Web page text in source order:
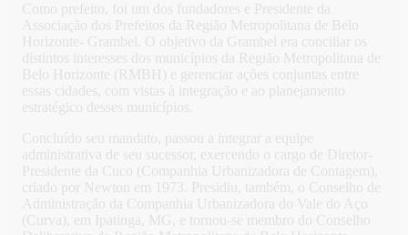
Como prefeito, foi um dos fundadores e Presidente da
Associação dos Prefeitos da Região Metropolitana de Belo
Horizonte- Grambel. O objetivo da Grambel era conciliar os
distintos interesses dos municípios da Região Metropolitana de
Belo Horizonte (RMBH) e gerenciar ações conjuntas entre
essas cidades, com vistas à integração e ao planejamento
estratégico desses municípios.
Concluído seu mandato, passou a integrar a equipe
administrativa de seu sucessor, exercendo o cargo de Diretor-
Presidente da Cuco (Companhia Urbanizadora de Contagem),
criado por Newton em 1973. Presidiu, também, o Conselho de
Administração da Companhia Urbanizadora do Vale do Aço
(Curva), em Ipatinga, MG, e tornou-se membro do Conselho